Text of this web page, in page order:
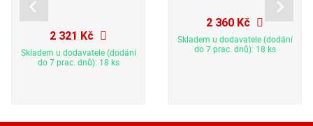
2 321 Kč
Skladem u dodavatele (dodání
do 7 prac. dnů): 18 ks
2 360 Kč
Skladem u dodavatele (dodání
do 7 prac. dnů): 18 ks